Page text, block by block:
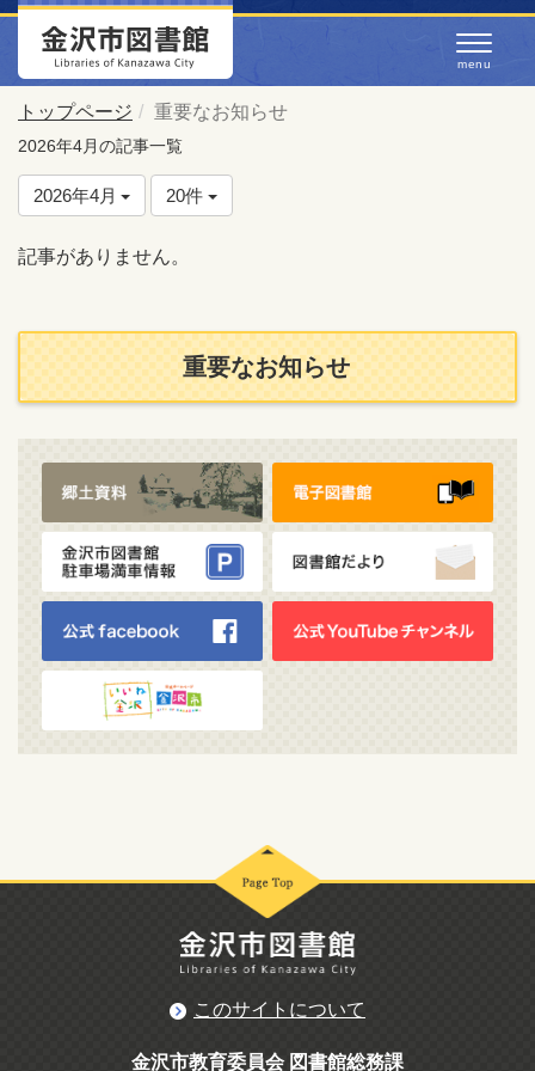
トップページ 重要なお知らせ
2026年4月の記事一覧
2026年4月 20件
記事がありません。
重要なお知らせ
このサイトについて
金沢市教育委員会 図書館総務課